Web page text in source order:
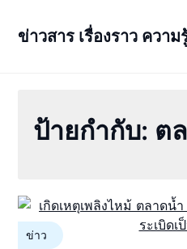
ข่าวสาร เรื่องราว ความ
ป้ายกำกับ: ต
ข่าว